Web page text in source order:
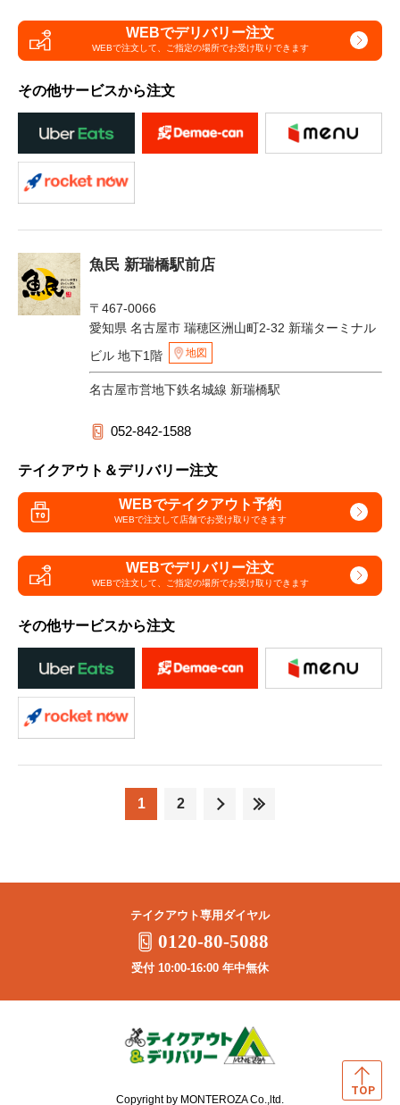
WEBでデリバリー注文
WEBで注文して、 ご指定の場所でお受け取りできます
その他サービスから注文
魚民 新瑞橋駅前店
〒467-0066
愛知県 名古屋市 瑞穂区洲山町2-32 新瑞ターミナル
ビル 地下1階
地図
名古屋市営地下鉄名城線 新瑞橋駅
052-842-1588
テイクアウト＆デリバリー注文
WEBでテイクアウト予約
WEBで注文して店舗でお受け取りできます
WEBでデリバリー注文
WEBで注文して、 ご指定の場所でお受け取りできます
その他サービスから注文
1 2
テイクアウト専用ダイヤル
0120-80-5088
受付 10:00-16:00 年中無休
Copyright by MONTEROZA Co.,ltd.